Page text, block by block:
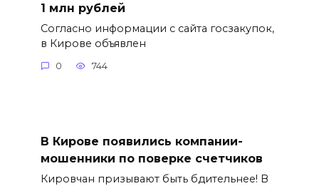
1 млн рублей
Согласно информации с сайта госзакупок,
в Кирове объявлен
0 744
В Кирове появились компании-
мошенники по поверке счетчиков
Кировчан призывают быть бдительнее! В